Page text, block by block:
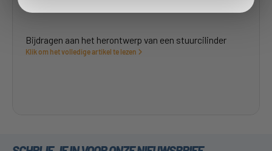
Bijdragen aan het herontwerp van een stuurcilinder
Klik om het volledige artikel te lezen